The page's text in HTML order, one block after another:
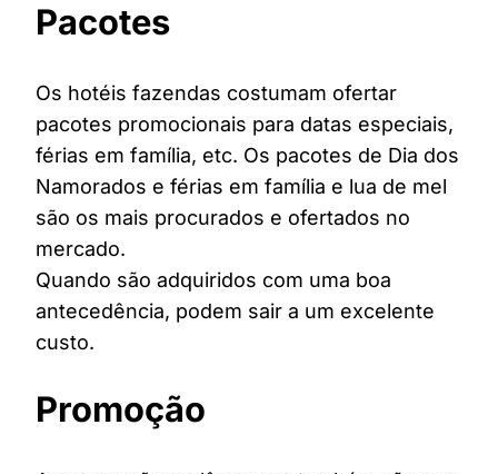
Pacotes
Os hotéis fazendas costumam ofertar
pacotes promocionais para datas especiais,
férias em família, etc. Os pacotes de Dia dos
Namorados e férias em família e lua de mel
são os mais procurados e ofertados no
mercado.
Quando são adquiridos com uma boa
antecedência, podem sair a um excelente
custo.
Promoção